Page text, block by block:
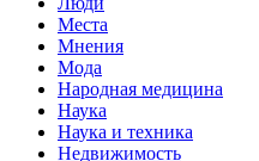
Места
Мнения
Мода
Народная медицина
Наука
Наука и техника
Недвижимость